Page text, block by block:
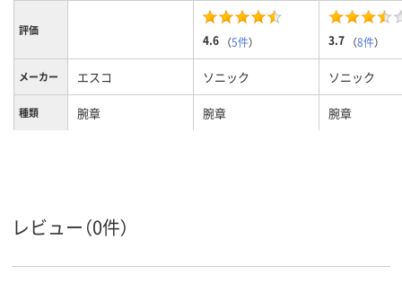
評価
4.6 （5件） 3.7 （8件）
メーカー エスコ ソニック ソニック
種類 腕章 腕章 腕章
レビュー（0件）